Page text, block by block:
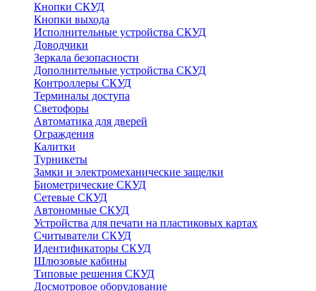
Кнопки СКУД
Кнопки выхода
Исполнительные устройства СКУД
Доводчики
Зеркала безопасности
Дополнительные устройства СКУД
Контроллеры СКУД
Терминалы доступа
Светофоры
Автоматика для дверей
Ограждения
Калитки
Турникеты
Замки и электромеханические защелки
Биометрические СКУД
Сетевые СКУД
Автономные СКУД
Устройства для печати на пластиковых картах
Считыватели СКУД
Идентификаторы СКУД
Шлюзовые кабины
Типовые решения СКУД
Досмотровое оборудование